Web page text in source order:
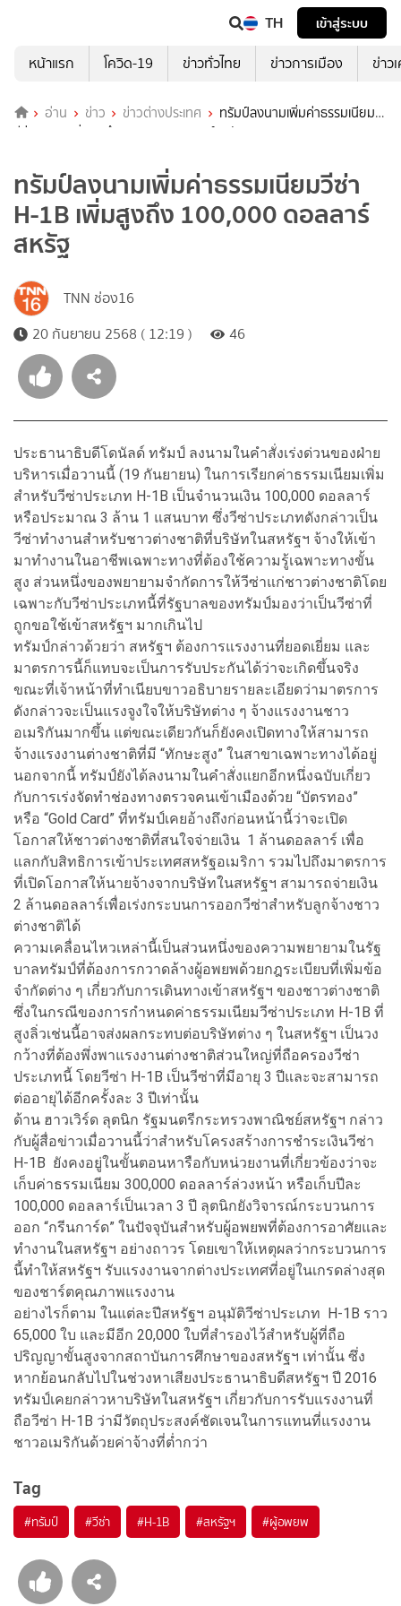
TH
เข้าสู่ระบบ
หน้าแรก
โควิด-19 ข่าวทั่วไทย ข่าวการเมือง ข่าว
อ่าน ข่าว ข่าวต่างประเทศ
ทรัมป์ลงนามเพิ่มค่าธรรมเนียม
วีซ่า H-1B เพิ่มสูงถึง 100,000 ดอลลาร์สหรัฐ
ทรัมป์ลงนามเพิ่มค่าธรรมเนียมวีซ่า
H-1B เพิ่มสูงถึง 100,000 ดอลลาร์
สหรัฐ
TNN ช่อง16
20 กันยายน 2568 ( 12:19 )
46
ประธานาธิบดีโดนัลด์ ทรัมป์ ลงนามในคำสั่งเร่งด่วนของฝ่าย
บริหารเมื่อวานนี้ (19 กันยายน) ในการเรียกค่าธรรมเนียมเพิ่ม
สำหรับวีซ่าประเภท H-1B เป็นจำนวนเงิน 100,000 ดอลลาร์
หรือประมาณ 3 ล้าน 1 แสนบาท ซึ่งวีซ่าประเภทดังกล่าวเป็น
วีซ่าทำงานสำหรับชาวต่างชาติที่บริษัทในสหรัฐฯ จ้างให้เข้า
มาทำงานในอาชีพเฉพาะทางที่ต้องใช้ความรู้เฉพาะทางขั้น
สูง ส่วนหนึ่งของพยายามจำกัดการให้วีซ่าแก่ชาวต่างชาติโดย
เฉพาะกับวีซ่าประเภทนี้ที่รัฐบาลของทรัมป์มองว่าเป็นวีซ่าที่
ถูกขอใช้เข้าสหรัฐฯ มากเกินไป
ทรัมป์กล่าวด้วยว่า สหรัฐฯ ต้องการแรงงานที่ยอดเยี่ยม และ
มาตรการนี้ก็แทบจะเป็นการรับประกันได้ว่าจะเกิดขึ้นจริง
ขณะที่เจ้าหน้าที่ทำเนียบขาวอธิบายรายละเอียดว่ามาตรการ
ดังกล่าวจะเป็นแรงจูงใจให้บริษัทต่าง ๆ จ้างแรงงานชาว
อเมริกันมากขึ้น แต่ขณะเดียวกันก็ยังคงเปิดทางให้สามารถ
จ้างแรงงานต่างชาติที่มี “ทักษะสูง” ในสาขาเฉพาะทางได้อยู่
นอกจากนี้ ทรัมป์ยังได้ลงนามในคำสั่งแยกอีกหนึ่งฉบับเกี่ยว
กับการเร่งจัดทำช่องทางตรวจคนเข้าเมืองด้วย “บัตรทอง”
หรือ “Gold Card” ที่ทรัมป์เคยอ้างถึงก่อนหน้านี้ว่าจะเปิด
โอกาสให้ชาวต่างชาติที่สนใจจ่ายเงิน 1 ล้านดอลลาร์ เพื่อ
แลกกับสิทธิการเข้าประเทศสหรัฐอเมริกา รวมไปถึงมาตรการ
ที่เปิดโอกาสให้นายจ้างจากบริษัทในสหรัฐฯ สามารถจ่ายเงิน
2 ล้านดอลลาร์เพื่อเร่งกระบนการออกวีซ่าสำหรับลูกจ้างชาว
ต่างชาติได้
ความเคลื่อนไหวเหล่านี้เป็นส่วนหนึ่งของความพยายามในรัฐ
บาลทรัมป์ที่ต้องการกวาดล้างผู้อพยพด้วยกฎระเบียบที่เพิ่มข้อ
จำกัดต่าง ๆ เกี่ยวกับการเดินทางเข้าสหรัฐฯ ของชาวต่างชาติ
ซึ่งในกรณีของการกำหนดค่าธรรมเนียมวีซ่าประเภท H-1B ที่
สูงลิ่วเช่นนี้อาจส่งผลกระทบต่อบริษัทต่าง ๆ ในสหรัฐฯ เป็นวง
กว้างที่ต้องพึ่งพาแรงงานต่างชาติส่วนใหญ่ที่ถือครองวีซ่า
ประเภทนี้ โดยวีซ่า H-1B เป็นวีซ่าที่มีอายุ 3 ปีและจะสามารถ
ต่ออายุได้อีกครั้งละ 3 ปีเท่านั้น
ด้าน ฮาวเวิร์ด ลุตนิก รัฐมนตรีกระทรวงพาณิชย์สหรัฐฯ กล่าว
กับผู้สื่อข่าวเมื่อวานนี้ว่าสำหรับโครงสร้างการชำระเงินวีซ่า
H-1B ยังคงอยู่ในขั้นตอนหารือกับหน่วยงานที่เกี่ยวข้องว่าจะ
เก็บค่าธรรมเนียม 300,000 ดอลลาร์ล่วงหน้า หรือเก็บปีละ
100,000 ดอลลาร์เป็นเวลา 3 ปี ลุตนิกยังวิจารณ์กระบวนการ
ออก “กรีนการ์ด” ในปัจจุบันสำหรับผู้อพยพที่ต้องการอาศัยและ
ทำงานในสหรัฐฯ อย่างถาวร โดยเขาให้เหตุผลว่ากระบวนการ
นี้ทำให้สหรัฐฯ รับแรงงานจากต่างประเทศที่อยู่ในเกรดล่างสุด
ของชาร์ตคุณภาพแรงงาน
อย่างไรก็ตาม ในแต่ละปีสหรัฐฯ อนุมัติวีซ่าประเภท H-1B ราว
65,000 ใบ และมีอีก 20,000 ใบที่สำรองไว้สำหรับผู้ที่ถือ
ปริญญาขั้นสูงจากสถาบันการศึกษาของสหรัฐฯ เท่านั้น ซึ่ง
หากย้อนกลับไปในช่วงหาเสียงประธานาธิบดีสหรัฐฯ ปี 2016
ทรัมป์เคยกล่าวหาบริษัทในสหรัฐฯ เกี่ยวกับการรับแรงงานที่
ถือวีซ่า H-1B ว่ามีวัตถุประสงค์ชัดเจนในการแทนที่แรงงาน
ชาวอเมริกันด้วยค่าจ้างที่ต่ำกว่า
Tag
#ทรัมป์ #วีซ่า #H-1B #สหรัฐฯ #ผู้อพยพ